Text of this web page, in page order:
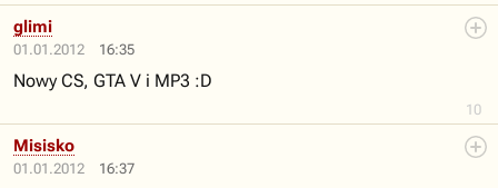
01.01.2012 16:35
10
glimi
Nowy CS, GTA V i MP3 :D
01.01.2012 16:37
Misisko